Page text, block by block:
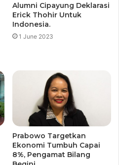
Alumni Cipayung Deklarasi
Erick Thohir Untuk
Indonesia.
1 June 2023
Prabowo Targetkan
Ekonomi Tumbuh Capai
8%, Pengamat Bilang